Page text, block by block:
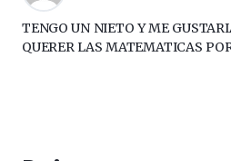
TENGO UN NIETO Y ME
QUERER LAS MATEMATICAS